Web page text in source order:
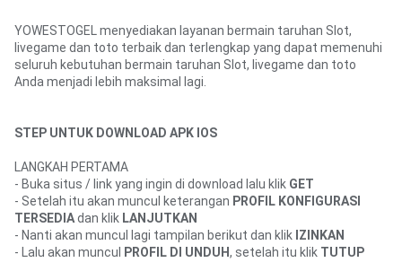
YOWESTOGEL menyediakan layanan bermain taruhan Slot,
livegame dan toto terbaik dan terlengkap yang dapat memenuhi
seluruh kebutuhan bermain taruhan Slot, livegame dan toto
Anda menjadi lebih maksimal lagi.
STEP UNTUK DOWNLOAD APK IOS
LANGKAH PERTAMA
- Buka situs / link yang ingin di download lalu klik GET
- Setelah itu akan muncul keterangan PROFIL KONFIGURASI
TERSEDIA dan klik LANJUTKAN
- Nanti akan muncul lagi tampilan berikut dan klik IZINKAN
- Lalu akan muncul PROFIL DI UNDUH, setelah itu klik TUTUP